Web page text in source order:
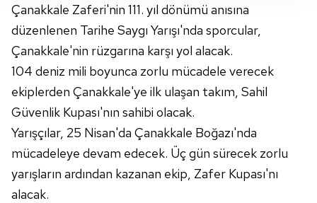
takdirde, kullanıcılara hedefli reklamlar
gösterilmeyecektir."
Sizlere daha iyi bir hizmet sunabilmek için İnternet
Sitemizde kendimize ve üçüncü kişilere ait çerezler
kullanılmaktadır. Bu çerezler vasıtasıyla çeşitli kişisel
verileriniz işlenmekte olup gerekli olan çerezler bilgi
toplumu hizmetlerinin sunulması amacıyla
kullanılmaktadır. Diğer çerezler, sitemizin daha işlevsel
kılınması ve kişiselleştirilmesi ve sizlere yönelik
reklam/pazarlama faaliyetlerinin yapılması, amaçlarıyla
sınırlı olarak açık rızanız dahilinde kullanılacaktır.
Çanakkale Zaferi'nin 111. yıl dönümü anısına
düzenlenen Tarihe Saygı Yarışı'nda sporcular,
Çanakkale'nin rüzgarına karşı yol alacak.
104 deniz mili boyunca zorlu mücadele verecek
ekiplerden Çanakkale'ye ilk ulaşan takım, Sahil
Güvenlik Kupası'nın sahibi olacak.
Yarışçılar, 25 Nisan'da Çanakkale Boğazı'nda
mücadeleye devam edecek. Üç gün sürecek zorlu
yarışların ardından kazanan ekip, Zafer Kupası'nı
alacak.